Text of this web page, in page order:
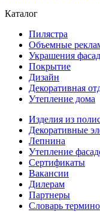
Каталог
Пилястра
Объемные
Украшения
Покрытие
Дизайн
Декоративная
Утепление дома
Изделия из
Декоративные
Лепнина
Утепление
Сертификаты
Вакансии
Дилерам
Партнеры
Словарь